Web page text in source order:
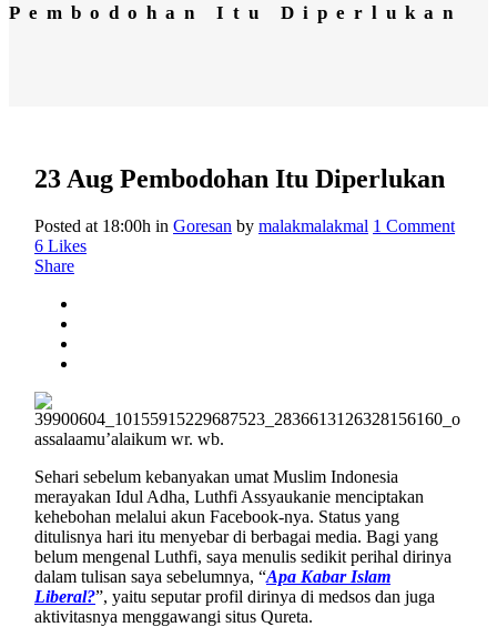
Pembodohan Itu Diperlukan
23 Aug Pembodohan Itu Diperlukan
Posted at 18:00h in Goresan by malakmalakmal 1 Comment
6 Likes
Share
assalaamu’alaikum wr. wb.
Sehari sebelum kebanyakan umat Muslim Indonesia
merayakan Idul Adha, Luthfi Assyaukanie menciptakan
kehebohan melalui akun Facebook-nya. Status yang
ditulisnya hari itu menyebar di berbagai media. Bagi yang
belum mengenal Luthfi, saya menulis sedikit perihal dirinya
dalam tulisan saya sebelumnya, “Apa Kabar Islam
Liberal?”, yaitu seputar profil dirinya di medsos dan juga
aktivitasnya menggawangi situs Qureta.